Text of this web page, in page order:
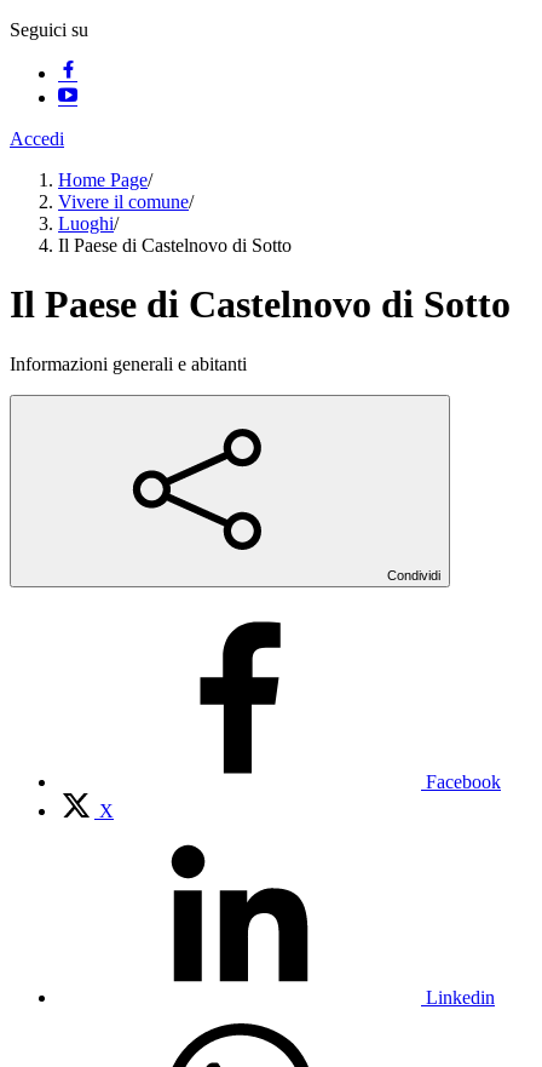
Seguici su
Accedi
Home Page/
Vivere il comune/
Luoghi/
Il Paese di Castelnovo di Sotto
Il Paese di Castelnovo di Sotto
Informazioni generali e abitanti
Condividi
Facebook
X
Linkedin